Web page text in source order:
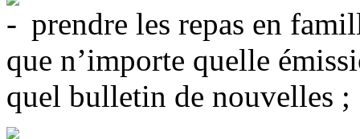
prendre les repas en
que n’importe quelle
quel bulletin de nouvelles ;